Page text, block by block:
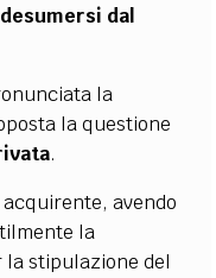
dal
la
la questione
.
avendo
la
stipulazione del